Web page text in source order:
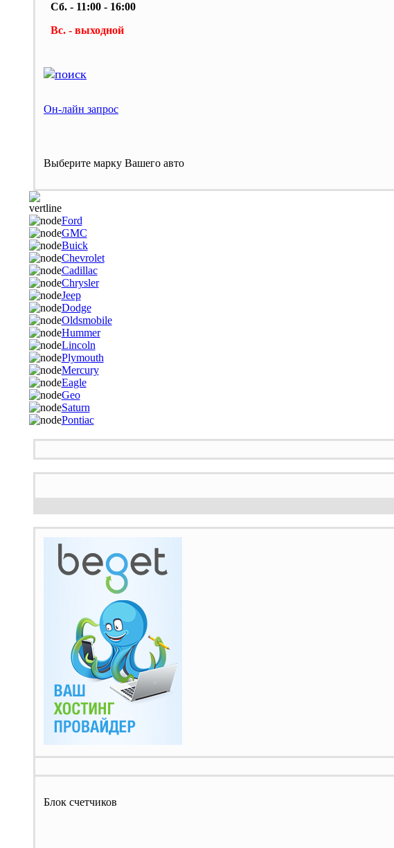
Сб. - 11:00 - 16:00
Вс. - выходной
Он-лайн запрос
Выберите марку Вашего авто
Ford
GMC
Buick
Chevrolet
Cadillac
Chrysler
Jeep
Dodge
Oldsmobile
Hummer
Lincoln
Plymouth
Mercury
Eagle
Geo
Saturn
Pontiac
Блок счетчиков